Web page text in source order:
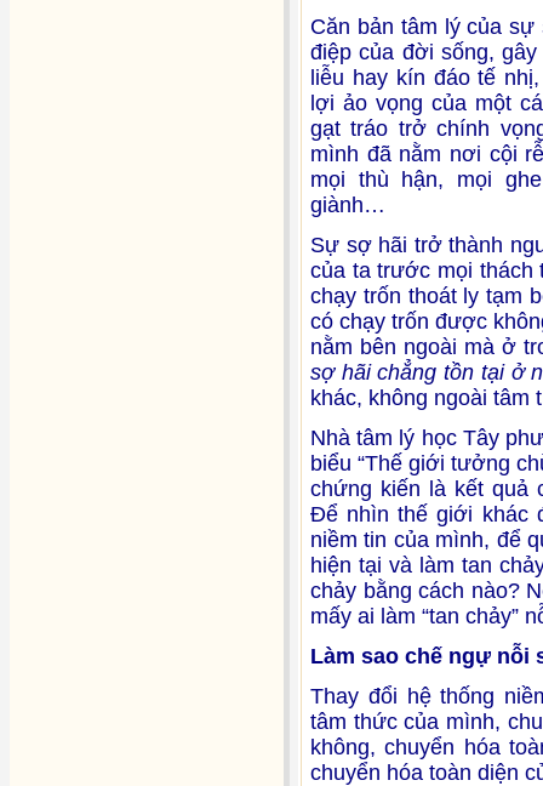
Căn bản tâm lý của
điệp của đời sống,
liễu hay kín đáo tế
lợi ảo vọng của một
gạt tráo trở chính
mình đã nằm nơi cội
mọi thù hận, mọi
giành…
Sự sợ hãi trở thành
của ta trước mọi thách
chạy trốn thoát ly tạm
có chạy trốn được
nằm bên ngoài mà ở
sợ hãi chẳng tồn tại ở
khác, không ngoài tâm
Nhà tâm lý học Tây
biểu “Thế giới tưởng
chứng kiến là kết quả
Để nhìn thế giới khác
niềm tin của mình, để
hiện tại và làm tan
chảy bằng cách nào?
mấy ai làm “tan chảy”
Làm sao chế ngự nỗi
Thay đổi hệ thống
tâm thức của mình,
không, chuyển hóa
chuyển hóa toàn diện